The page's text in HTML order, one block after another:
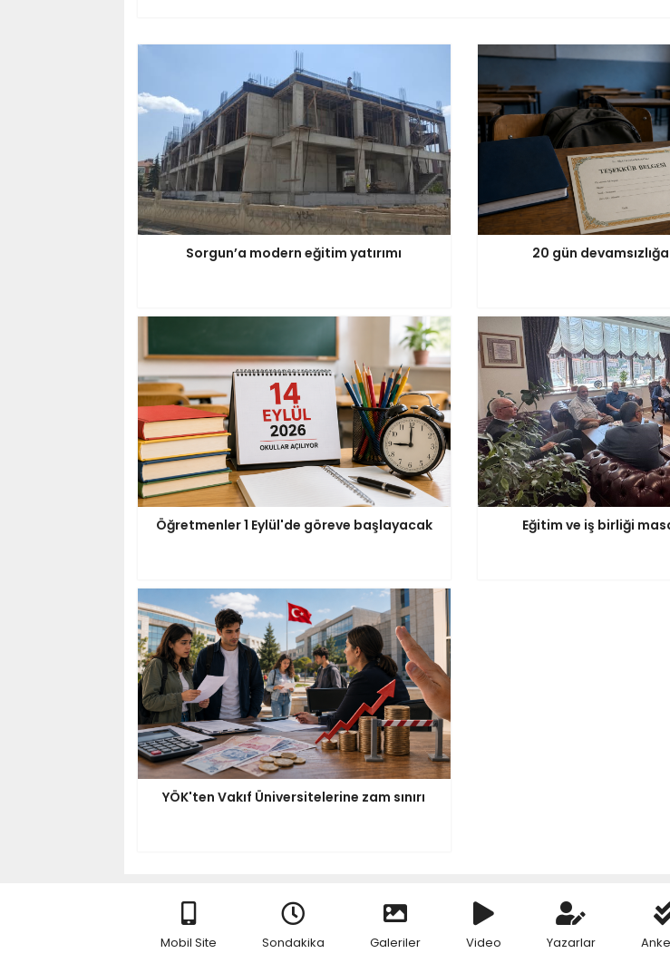
Sorgun’a modern eğitim yatırımı 20 gün
Öğretmenler 1 Eylül'de göreve başlayacak Eğitim ve iş birliği
YÖK'ten Vakıf Üniversitelerine zam sınırı
Mobil Site Sondakika Galeriler Video Yazarlar